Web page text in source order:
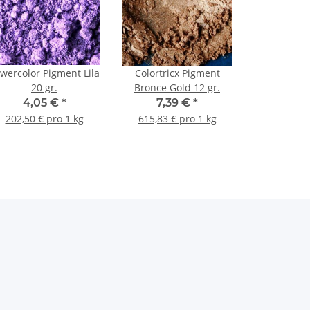
Pigment Lila
20 gr.
4,05 € *
202,50 € pro 1 kg
Colortricx Pigment
Bronce Gold 12 gr.
7,39 € *
615,83 € pro 1 kg